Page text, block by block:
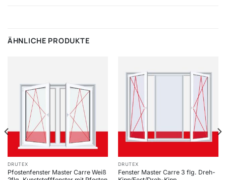
ÄHNLICHE PRODUKTE
DRUTEX
Pfostenfenster Master Carre Weiß
DRUTEX
Fenster Master Carre 3 flg. Dreh-